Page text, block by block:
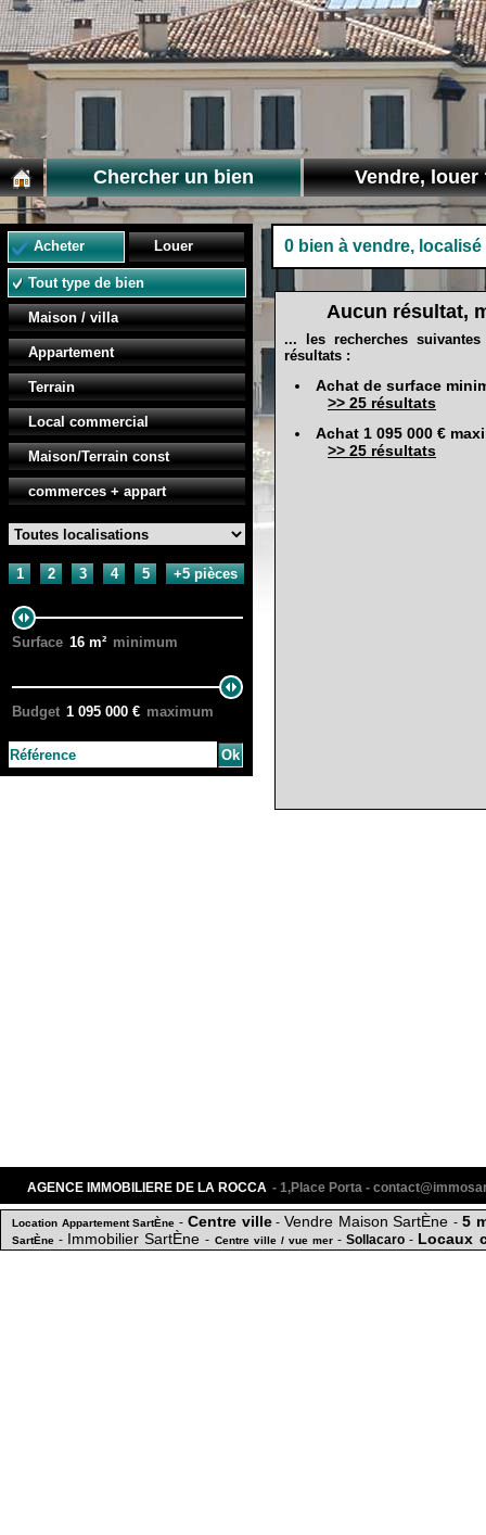
Chercher un bien Vendre, louer
Acheter Louer
Tout type de bien
Maison / villa
Appartement
Terrain
Local commercial
Maison/Terrain const
commerces + appart
1 2 3 4 5 +5 pièces
Surface 16 m² minimum
Budget 1 095 000 € maximum
0 bien à vendre,
Aucun résultat,
... les recherches
résultats :
Achat de surface
>> 25 résultats
Achat 1 095 000 €
>> 25 résultats
AGENCE IMMOBILIERE DE LA ROCCA - 1,Place Porta -
Location Appartement SartÈne- Centre ville-Vendre Maison SartÈne- 5
SartÈne- Immobilier SartÈne- Centre ville / vue mer-Sollacaro - Locaux
MER A PROPRIANO
Fozzano